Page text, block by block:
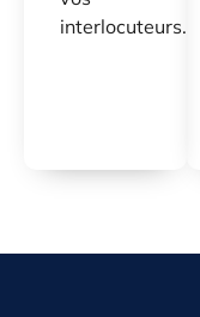
interlocuteurs.